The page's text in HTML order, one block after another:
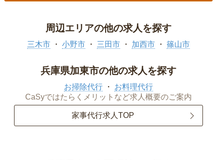
周辺エリアの他の求人を探す
三木市 小野市 三田市 加西市 篠山市
兵庫県加東市の他の求人を探す
お掃除代行
お料理代行
CaSyではたらくメリットなど求人概要のご案内
家事代行求人TOP